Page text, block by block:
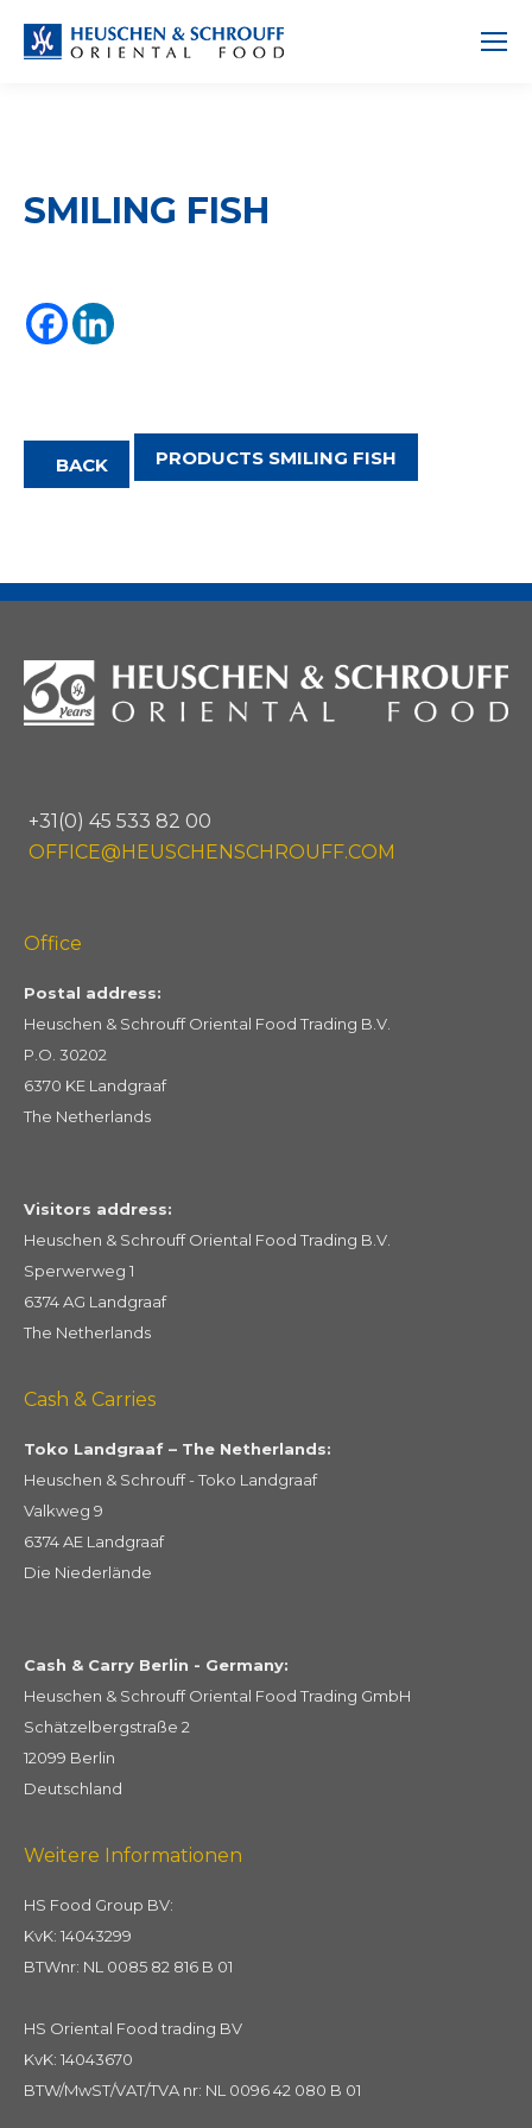
SMILING FISH
BACK PRODUCTS SMILING FISH
+31(0) 45 533 82 00
OFFICE@HEUSCHENSCHROUFF.COM
Office
Postal address:
Heuschen & Schrouff Oriental Food Trading B.V.
P.O. 30202
6370 KE Landgraaf
The Netherlands
Visitors address:
Heuschen & Schrouff Oriental Food Trading B.V.
Sperwerweg 1
6374 AG Landgraaf
The Netherlands
Cash & Carries
Toko Landgraaf – The Netherlands:
Heuschen & Schrouff - Toko Landgraaf
Valkweg 9
6374 AE Landgraaf
Die Niederlände
Cash & Carry Berlin - Germany:
Heuschen & Schrouff Oriental Food Trading GmbH
Schätzelbergstraße 2
12099 Berlin
Deutschland
Weitere Informationen
HS Food Group BV:
KvK: 14043299
BTWnr: NL 0085 82 816 B 01
HS Oriental Food trading BV
KvK: 14043670
BTW/MwST/VAT/TVA nr: NL 0096 42 080 B 01